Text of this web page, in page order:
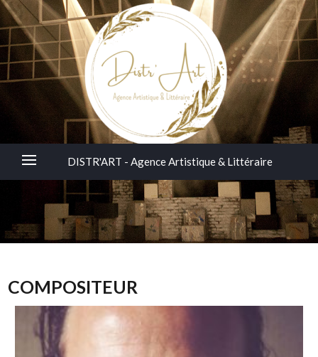
DISTR'ART - Agence Artistique & Littéraire
COMPOSITEUR